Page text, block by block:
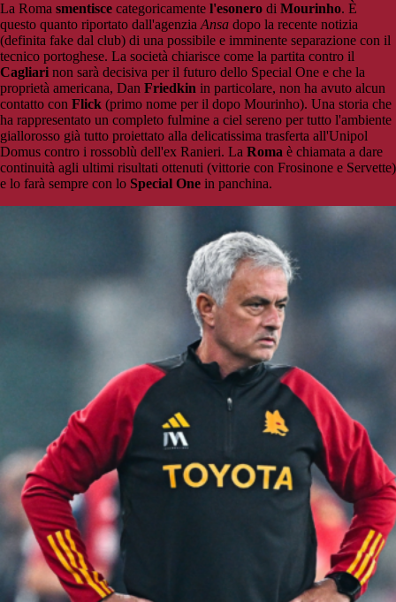
La Roma smentisce categoricamente l'esonero di Mourinho. È
questo quanto riportato dall'agenziaAnsa dopo la recente notizia
(definita fake dal club) di una possibile e imminente separazione con il
tecnico portoghese. La società chiarisce come la partita contro il
Cagliari non sarà decisiva per il futuro dello Special One e che la
proprietà americana, Dan Friedkin in particolare, non ha avuto alcun
contatto con Flick (primo nome per il dopo Mourinho). Una storia che
ha rappresentato un completo fulmine a ciel sereno per tutto l'ambiente
giallorosso già tutto proiettato alla delicatissima trasferta all'Unipol
Domus contro i rossoblù dell'ex Ranieri. La Roma è chiamata a dare
continuità agli ultimi risultati ottenuti (vittorie con Frosinone e Servette)
e lo farà sempre con lo Special One in panchina.